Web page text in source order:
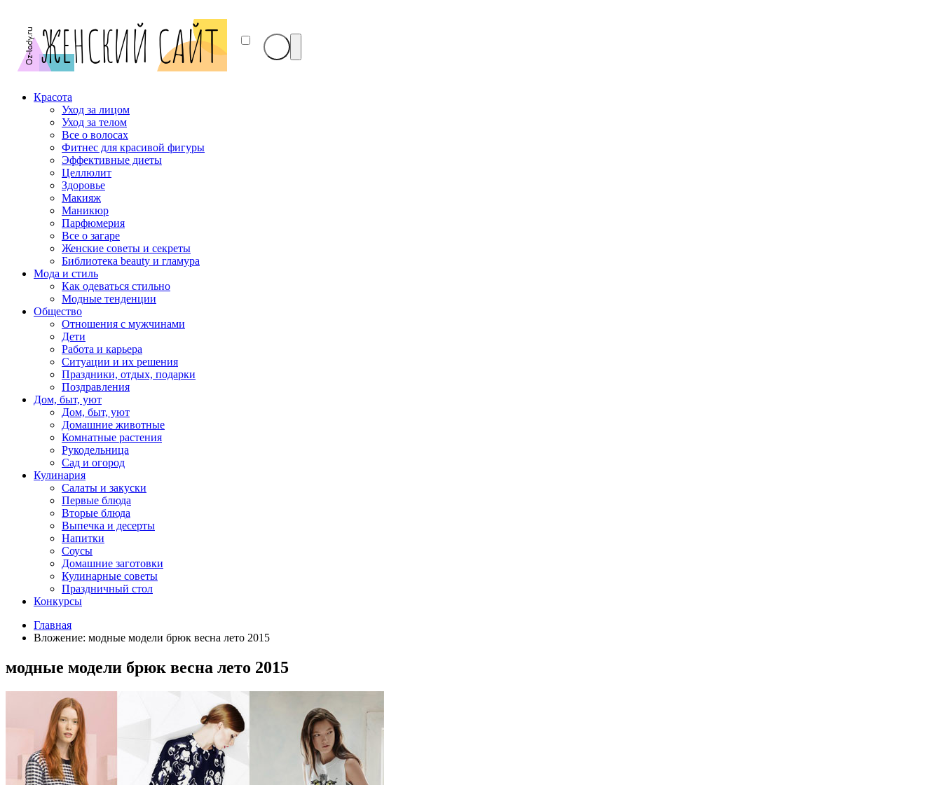
Красота
Уход за лицом
Уход за телом
Все о волосах
Фитнес для красивой фигуры
Эффективные диеты
Целлюлит
Здоровье
Макияж
Маникюр
Парфюмерия
Все о загаре
Женские советы и секреты
Библиотека beauty и гламура
Мода и стиль
Как одеваться стильно
Модные тенденции
Общество
Отношения с мужчинами
Дети
Работа и карьера
Ситуации и их решения
Праздники, отдых, подарки
Поздравления
Дом, быт, уют
Дом, быт, уют
Домашние животные
Комнатные растения
Рукодельница
Сад и огород
Кулинария
Салаты и закуски
Первые блюда
Вторые блюда
Выпечка и десерты
Напитки
Соусы
Домашние заготовки
Кулинарные советы
Праздничный стол
Конкурсы
Главная
Вложение: модные модели брюк весна лето 2015
модные модели брюк весна лето 2015